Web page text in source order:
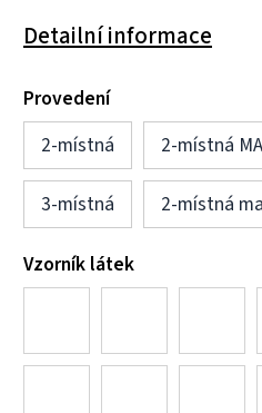
Detailní informace
Provedení
2-místná
2-místná
3-místná 2-místná
Vzorník látek